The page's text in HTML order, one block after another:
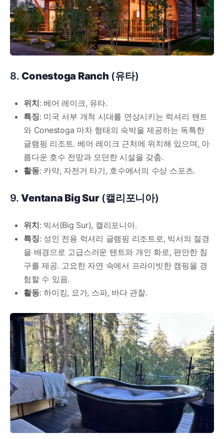
8. Conestoga Ranch (유타)
위치: 베어 레이크, 유타.
특징: 미국 서부 개척 시대를 연상시키는 럭셔리 텐트
와 Conestoga 마차 형태의 숙박을 제공하는 독특한
글램핑 리조트. 베어 레이크 근처에 위치해 있으며, 아
름다운 호수 전망과 모던한 시설을 갖춤.
활동: 카약, 자전거 타기, 호수에서의 수상 스포츠.
9.Ventana Big Sur(캘리포니아)
위치: 빅서(Big Sur), 캘리포니아.
특징: 성인 전용 럭셔리 글램핑 리조트로, 빅서의 절경
을 배경으로 고급스러운 텐트와 개인 화로, 편안한 침
구를 제공. 고요한 자연 속에서 프라이빗한 캠핑을 경
험할 수 있음.
활동: 하이킹, 요가, 스파, 바다 관찰.